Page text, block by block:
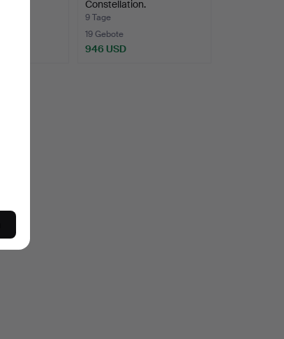
Constellation.
9 Tage
19 Gebote
946 USD